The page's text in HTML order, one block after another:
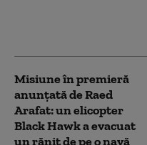
Misiune în premieră
anunțată de Raed
Arafat: un elicopter
Black Hawk a evacuat
un rănit de pe o navă